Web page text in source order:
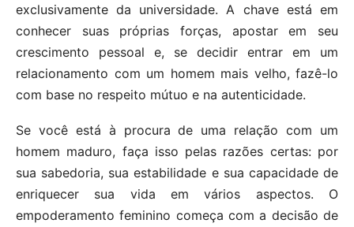
exclusivamente da universidade. A chave está em
conhecer suas próprias forças, apostar em seu
crescimento pessoal e, se decidir entrar em um
relacionamento com um homem mais velho, fazê-lo
com base no respeito mútuo e na autenticidade.
Se você está à procura de uma relação com um
homem maduro, faça isso pelas razões certas: por
sua sabedoria, sua estabilidade e sua capacidade de
enriquecer sua vida em vários aspectos. O
empoderamento feminino começa com a decisão de